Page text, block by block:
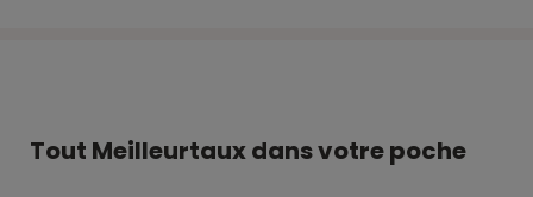
Tout Meilleurtaux dans votre poche